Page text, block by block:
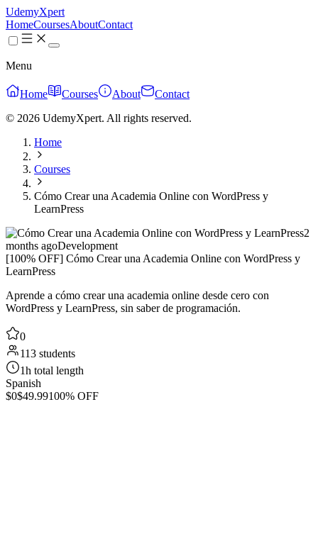
UdemyXpert
HomeCoursesAboutContact
Menu
Home Courses About
Contact
© 2026 UdemyXpert. All rights reserved.
Home
Courses
Cómo Crear una Academia Online con WordPress y
LearnPress
2
months agoDevelopment
[100% OFF] Cómo Crear una Academia Online con WordPress y
LearnPress
Aprende a cómo crear una academia online desde cero con
WordPress y LearnPress, sin saber de programación.
0
113 students
1h total length
Spanish
$0$49.99100% OFF